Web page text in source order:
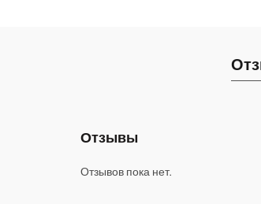
Отзывы
Отзывов пока нет.